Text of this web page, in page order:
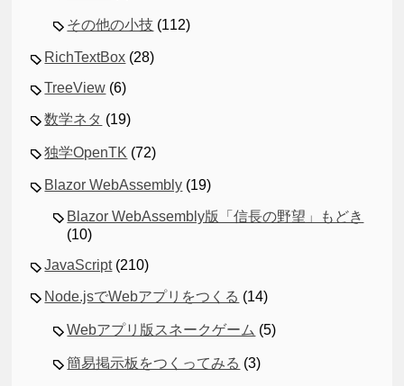
その他の小技 (112)
RichTextBox (28)
TreeView (6)
数学ネタ (19)
独学OpenTK (72)
Blazor WebAssembly (19)
Blazor WebAssembly版「信長の野望」もどき
(10)
JavaScript(210)
Node.jsでWebアプリをつくる (14)
Webアプリ版スネークゲーム (5)
簡易掲示板をつくってみる (3)